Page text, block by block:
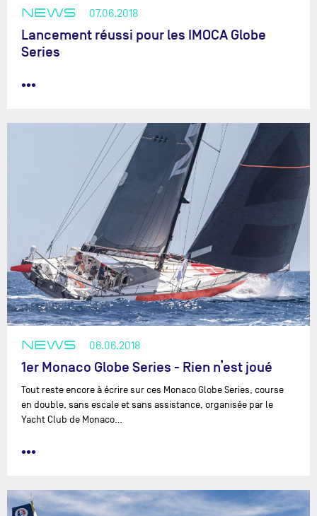
NEWS 07.06.2018
Lancement réussi pour les IMOCA Globe
Series
•••
NEWS 06.06.2018
1er Monaco Globe Series - Rien n’est joué
Tout reste encore à écrire sur ces Monaco Globe Series, course
en double, sans escale et sans assistance, organisée par le
Yacht Club de Monaco...
•••